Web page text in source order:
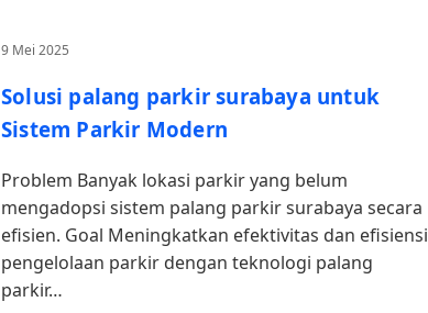
9 Mei 2025
Solusi palang parkir surabaya untuk
Sistem Parkir Modern
Problem Banyak lokasi parkir yang belum
mengadopsi sistem palang parkir surabaya secara
efisien. Goal Meningkatkan efektivitas dan efisiensi
pengelolaan parkir dengan teknologi palang
parkir…